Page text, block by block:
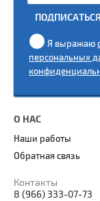
Я выражаю
персональных
ПОДПИСАТЬСЯ
О НАС
Наши работы
Обратная связь
Контакты
8 (966) 333-07-73